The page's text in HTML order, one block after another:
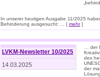
In unserer heutigen Ausgabe 11/2025
Behinderung ausgesucht: ... [ mehr]
LVKM-Newsletter 10/2025
14.03.2025
… der
des
der